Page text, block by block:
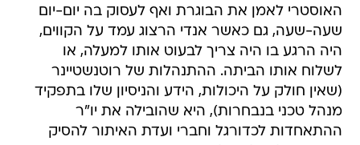
האוסטרי לאמן את הבוגרת ואף לעסוק בה יום-יום
שעה-שעה, גם כאשר אנדי הרצוג עמד על הקווים,
היה הרגע בו היה צריך לבעוט אותו למעלה, או
לשלוח אותו הביתה. ההתנהלות של רוטנשטיינר
(שאין חולק על היכולות, הידע והניסיון שלו בתפקיד
מנהל טכני בנבחרות), היא שהובילה את יו"ר
ההתאחדות לכדורגל וחברי ועדת האיתור להסיק